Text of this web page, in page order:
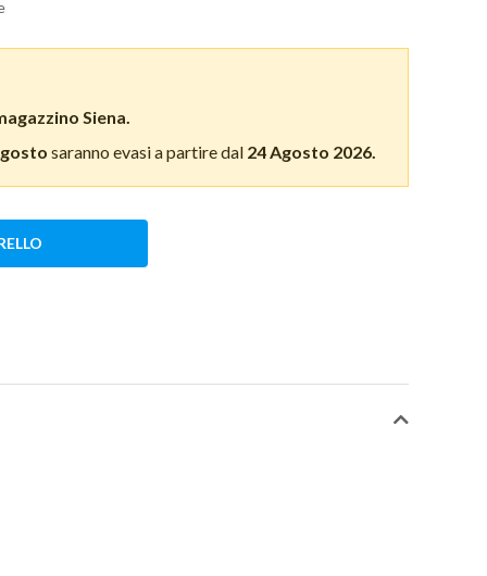
Siena.
saranno evasi a partire dal 24 Agosto 2026.